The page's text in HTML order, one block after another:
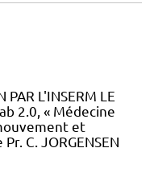
PAR L'INSERM LE
2.0, « Médecine
et
C. JORGENSEN